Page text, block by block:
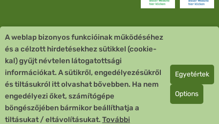
Vevőszolgálat
Quick Links
Fizetési mód
Copyright © 2026 Team Santé Salvator Apotheke
A weblap bizonyos funkcióinak működéséhez
és a célzott hirdetésekhez sütikkel (cookie-
kal) gyűjt névtelen látogatottsági
információkat. A sütikről, engedélyezésükről
és tiltásukról itt olvashat bővebben. Ha nem
engedélyezi őket, számítógépe
böngészőjében bármikor beállíthatja a
tiltásukat / eltávolításukat. További
Egyetértek
Options